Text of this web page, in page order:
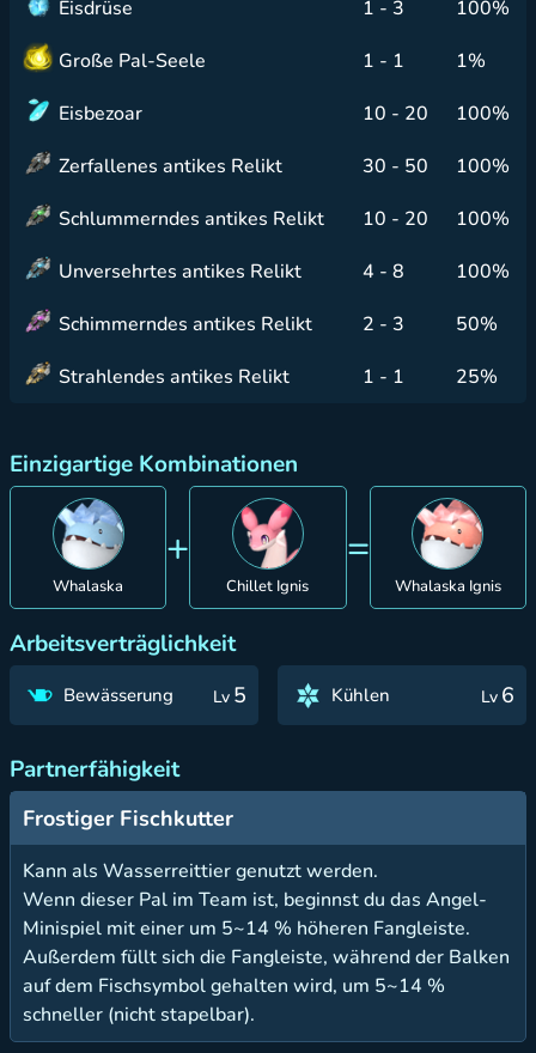
Eisdrüse
1 - 3
100%
Große Pal-Seele
1 - 1
1%
Eisbezoar
10 - 20
100%
Zerfallenes antikes Relikt
30 - 50
100%
Schlummerndes antikes Relikt
10 - 20
100%
Unversehrtes antikes Relikt
4 - 8
100%
Schimmerndes antikes Relikt
2 - 3
50%
Strahlendes antikes Relikt
1 - 1 25%
Einzigartige Kombinationen
Whalaska
+
Chillet Ignis
=
Whalaska Ignis
Arbeitsverträglichkeit
Bewässerung Lv 5 Kühlen Lv 6
Partnerfähigkeit
Frostiger Fischkutter
Kann als Wasserreittier genutzt werden.
Wenn dieser Pal im Team ist, beginnst du das Angel-
Minispiel mit einer um 5~14 % höheren Fangleiste.
Außerdem füllt sich die Fangleiste, während der Balken
auf dem Fischsymbol gehalten wird, um 5~14 %
schneller (nicht stapelbar).